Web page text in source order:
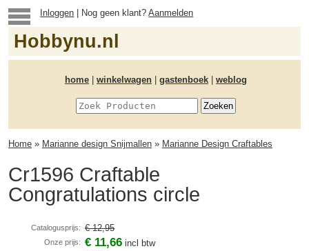
Inloggen | Nog geen klant?Aanmelden
Hobbynu.nl
home winkelwagen gastenboek weblog
Home » Marianne design Snijmallen » Marianne Design Craftables
Cr1596 Craftable
Congratulations circle
Catalogusprijs: € 12,95
Onze prijs: € 11,66 incl btw